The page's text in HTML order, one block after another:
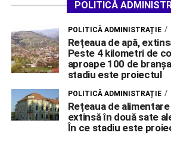
POLITICĂ
POLITICĂ ADMINISTRAȚIE
Rețeaua de apă,
Peste 4 kilometri de
aproape 100 de
stadiu este proiectul
POLITICĂ ADMINISTRAȚIE
Rețeaua de
extinsă în două sate
În ce stadiu este